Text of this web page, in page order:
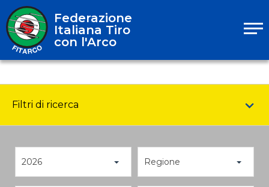
Federazione
Italiana Tiro
con l'Arco
Filtri di ricerca
2026 Regione